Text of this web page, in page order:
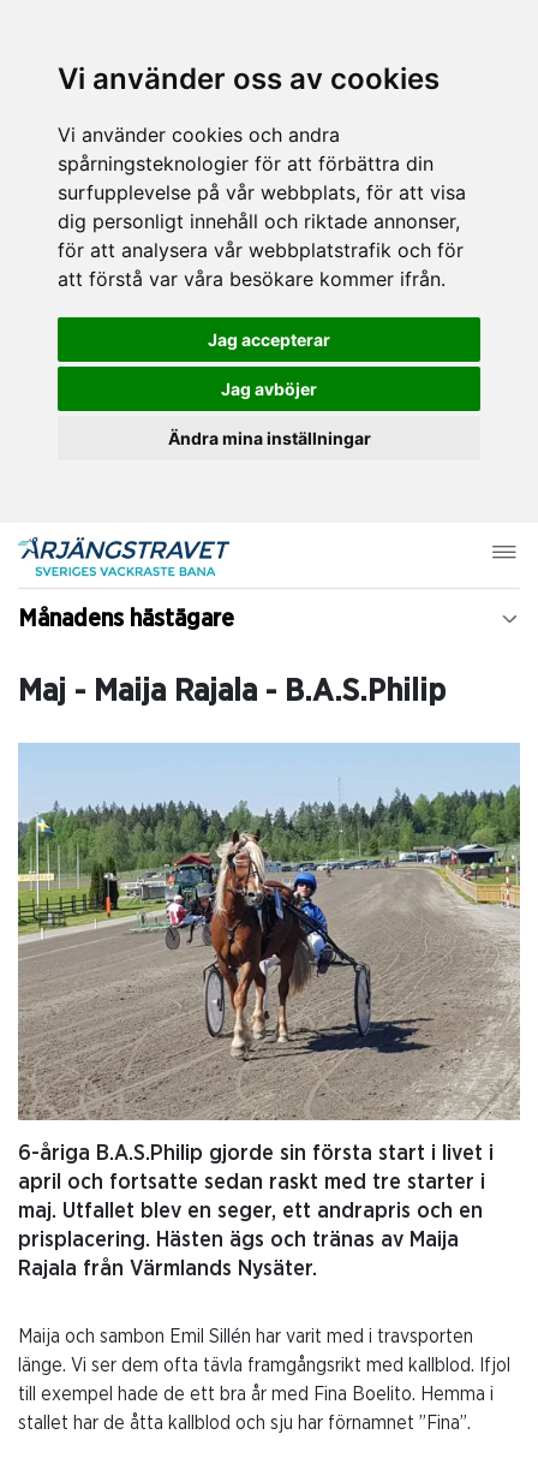
Vi använder oss av cookies
Vi använder cookies och andra
spårningsteknologier för att förbättra din
surfupplevelse på vår webbplats, för att visa
dig personligt innehåll och riktade annonser,
för att analysera vår webbplatstrafik och för
att förstå var våra besökare kommer ifrån.
Jag accepterar
Jag avböjer
Ändra mina inställningar
Månadens hästägare
Maj - Maija Rajala - B.A.S.Philip
6-åriga B.A.S.Philip gjorde sin första start i livet i
april och fortsatte sedan raskt med tre starter i
maj. Utfallet blev en seger, ett andrapris och en
prisplacering. Hästen ägs och tränas av Maija
Rajala från Värmlands Nysäter.
Maija och sambon Emil Sillén har varit med i travsporten
länge. Vi ser dem ofta tävla framgångsrikt med kallblod. Ifjol
till exempel hade de ett bra år med Fina Boelito. Hemma i
stallet har de åtta kallblod och sju har förnamnet ”Fina”.